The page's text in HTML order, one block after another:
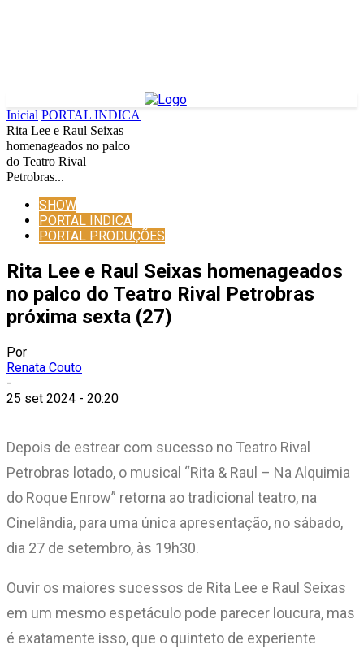
Inicial PORTAL INDICA
Rita Lee e Raul Seixas
homenageados no palco
do Teatro Rival
Petrobras...
SHOW
PORTAL INDICA
PORTAL PRODUÇÕES
Rita Lee e Raul Seixas homenageados
no palco do Teatro Rival Petrobras
próxima sexta (27)
Por
Renata Couto
-
25 set 2024 - 20:20
Depois de estrear com sucesso no Teatro Rival
Petrobras lotado, o musical “Rita & Raul – Na Alquimia
do Roque Enrow” retorna ao tradicional teatro, na
Cinelândia, para uma única apresentação, no sábado,
dia 27 de setembro, às 19h30.
Ouvir os maiores sucessos de Rita Lee e Raul Seixas
em um mesmo espetáculo pode parecer loucura, mas
é exatamente isso, que o quinteto de experiente